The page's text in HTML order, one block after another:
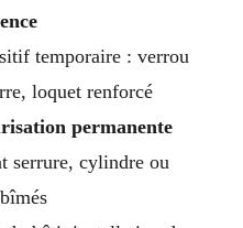
temporaire : verrou
loquet renforcé
permanente
serrure, cylindre ou